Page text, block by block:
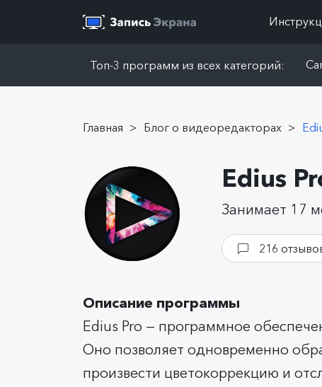
Топ-3 программ из всех категорий:
Главная > Блог о видеоредакторах >
Edius
Занимает 17
216
Описание программы
Edius Pro — программное
Оно позволяет одновременно
произвести цветокоррекцию и